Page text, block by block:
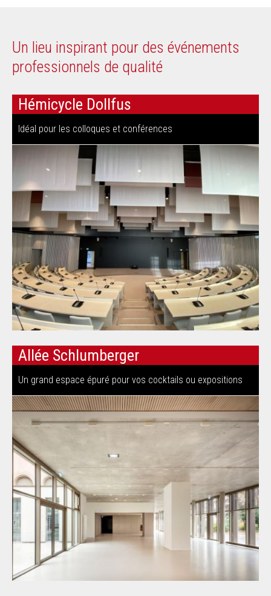
Un lieu inspirant pour des événements
professionnels de qualité
Hémicycle Dollfus
Idéal pour les colloques et conférences
Allée Schlumberger
Un grand espace épuré pour vos cocktails ou expositions